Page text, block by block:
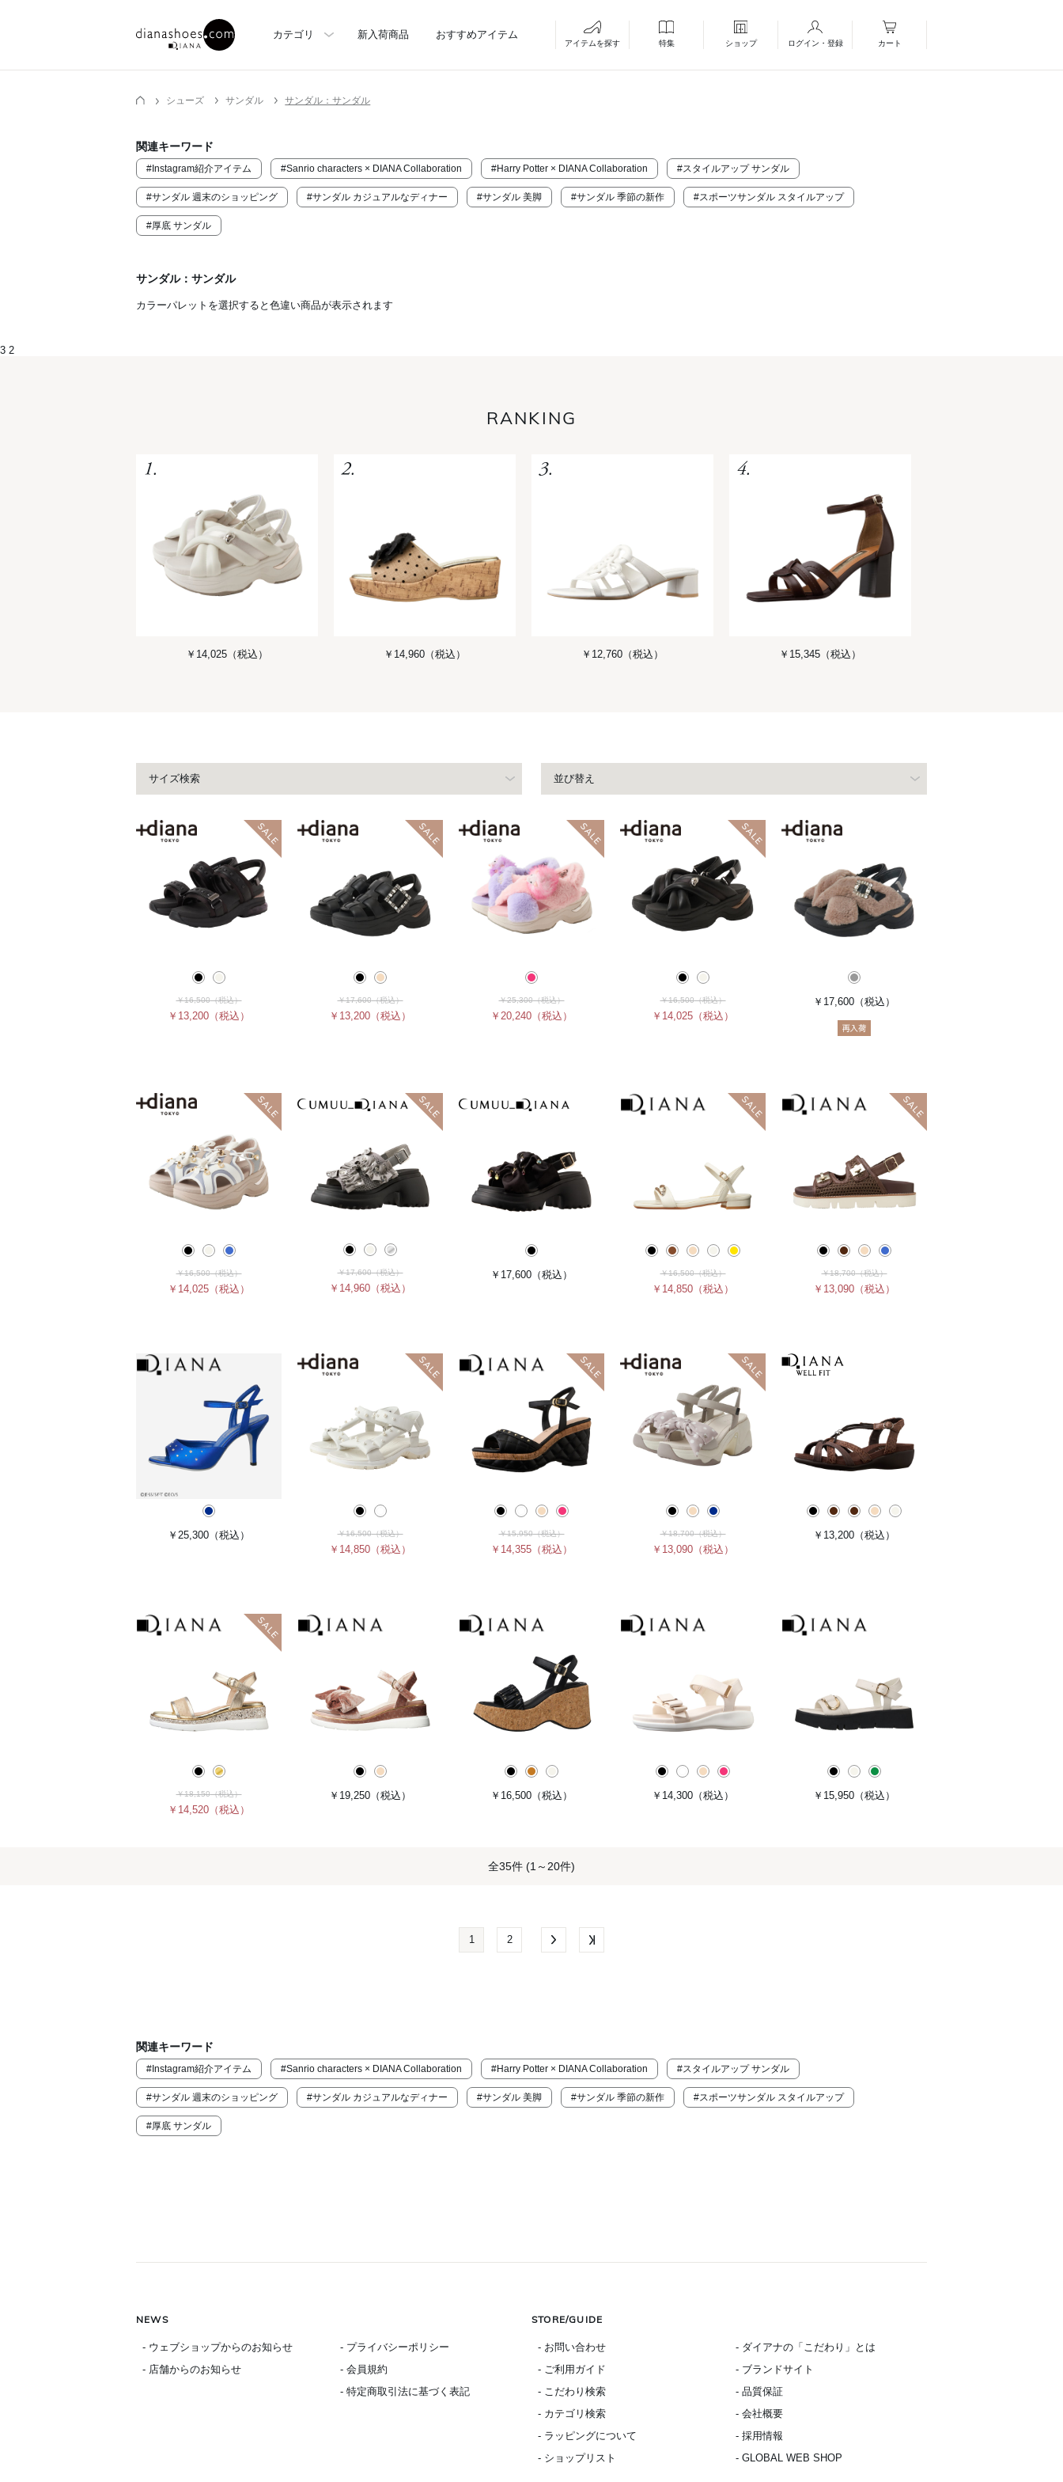
カテゴリ 新入荷商品 おすすめアイテム
アイテムを探す 特集 ショップ ログイン・登録 カート
シューズ サンダル サンダル：サンダル
関連キーワード
#Instagram紹介アイテム #Sanrio characters × DIANA Collaboration #Harry Potter × DIANA Collaboration #スタイルアップ サンダル
#サンダル 週末のショッピング #サンダル カジュアルなディナー #サンダル 美脚 #サンダル 季節の新作 #スポーツサンダル スタイルアップ
#厚底 サンダル
サンダル：サンダル
カラーパレットを選択すると色違い商品が表示されます
3 2
RANKING
￥14,025 （税込） ￥14,960 （税込） ￥12,760 （税込） ￥15,345 （税込）
サイズ検索 並び替え
￥16,500（税込）
￥13,200 （税込）
￥17,600（税込）
￥13,200 （税込）
￥25,300（税込）
￥20,240 （税込）
￥16,500（税込）
￥14,025 （税込）
￥17,600 （税込）
￥16,500（税込）
￥14,025 （税込）
￥17,600（税込）
￥14,960 （税込）
￥17,600 （税込） ￥16,500（税込）
￥14,850 （税込）
￥18,700（税込）
￥13,090 （税込）
￥25,300 （税込） ￥16,500（税込）
￥14,850 （税込）
￥15,950（税込）
￥14,355 （税込）
￥18,700（税込）
￥13,090 （税込）
￥13,200 （税込）
￥18,150（税込）
￥14,520 （税込）
￥19,250 （税込） ￥16,500 （税込） ￥14,300 （税込） ￥15,950 （税込）
全35件 (1～20件)
1 2
関連キーワード
#Instagram紹介アイテム #Sanrio characters × DIANA Collaboration #Harry Potter × DIANA Collaboration #スタイルアップ サンダル
#サンダル 週末のショッピング #サンダル カジュアルなディナー #サンダル 美脚 #サンダル 季節の新作 #スポーツサンダル スタイルアップ
#厚底 サンダル
NEWS
- ウェブショップからのお知らせ
- 店舗からのお知らせ
- プライバシーポリシー
- 会員規約
- 特定商取引法に基づく表記
STORE/GUIDE
- お問い合わせ
- ご利用ガイド
- こだわり検索
- カテゴリ検索
- ラッピングについて
- ショップリスト
- ダイアナの「こだわり」とは
- ブランドサイト
- 品質保証
- 会社概要
- 採用情報
- GLOBAL WEB SHOP